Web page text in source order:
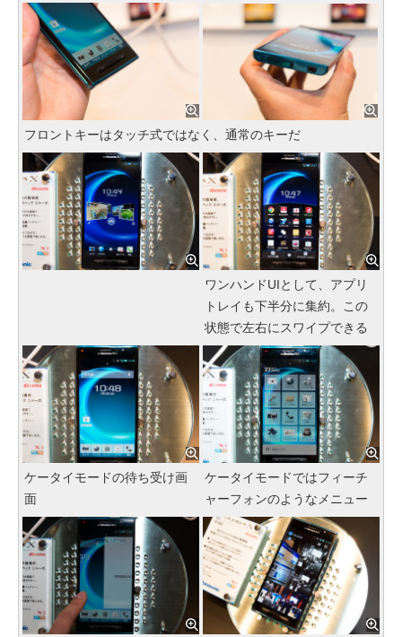
フロントキーはタッチ式ではなく、通常のキーだ
ワンハンドUIとして、アプリ
トレイも下半分に集約。この
状態で左右にスワイプできる
ケータイモードの待ち受け画
面
ケータイモードではフィーチ
ャーフォンのようなメニュー